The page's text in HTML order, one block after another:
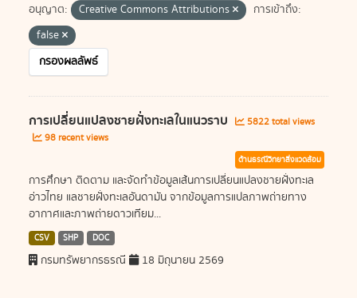
อนุญาต:
Creative Commons Attributions
การเข้าถึง:
false
กรองผลลัพธ์
การเปลี่ยนแปลงชายฝั่งทะเลในแนวราบ
5822 total views
98 recent views
ด้านธรณีวิทยาสิ่งแวดล้อม
การศึกษา ติดตาม และจัดทำข้อมูลเส้นการเปลี่ยนแปลงชายฝั่งทะเล
อ่าวไทย แลชายฝั่งทะเลอันดามัน จากข้อมูลการแปลภาพถ่ายทาง
อากาศและภาพถ่ายดาวเทียม...
CSV SHP DOC
กรมทรัพยากรธรณี 18 มิถุนายน 2569